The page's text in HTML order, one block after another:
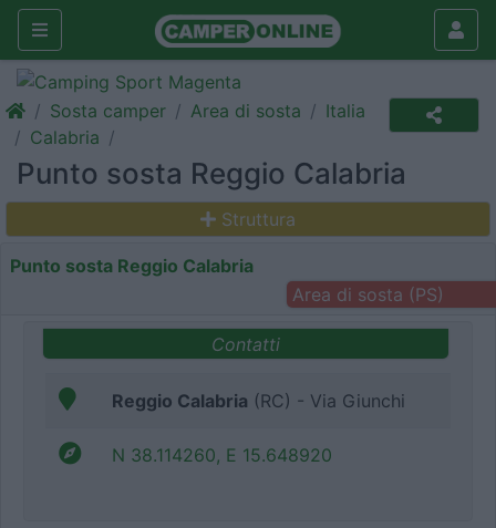
Sosta camper Area di sosta
Italia
Calabria
Punto sosta Reggio Calabria
Struttura
Punto sosta Reggio Calabria
Area di sosta (PS)
Contatti
Reggio Calabria (RC) - Via Giunchi
N 38.114260, E 15.648920